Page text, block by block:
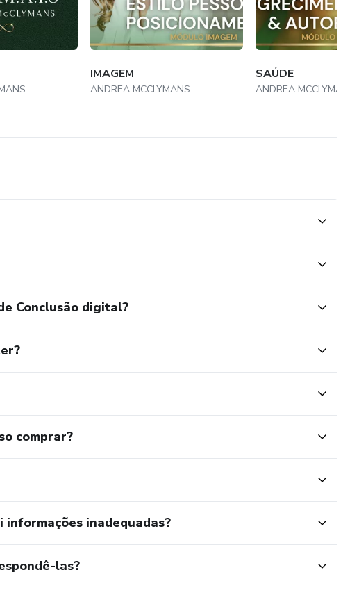
IMAGEM
ANDREA MCCLYMANS
SAÚDE
ANDREA MCCLYMANS
Conclusão digital?
comprar?
informações inadequadas?
las?